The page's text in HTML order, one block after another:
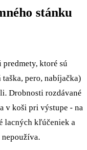
stánku
ktoré sú
pero, nabíjačka)
Drobnosti rozdávané
v koši pri výstupe - na
lacných kľúčeniek a